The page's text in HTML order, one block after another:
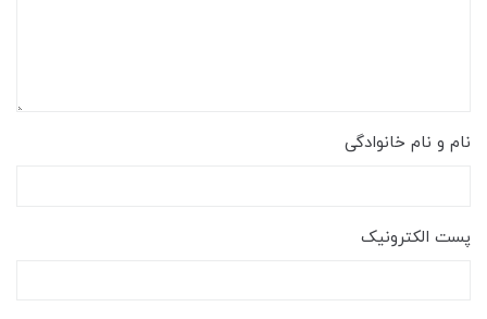
نام و نام خانوادگی
پست الکترونیک